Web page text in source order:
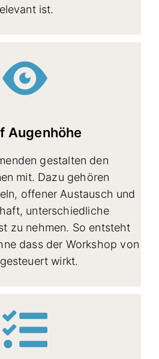
ist.
Augenhöhe
gestalten den
mit. Dazu gehören
offener Austausch und
unterschiedliche
zu nehmen. So entsteht
dass der Workshop von
wirkt.